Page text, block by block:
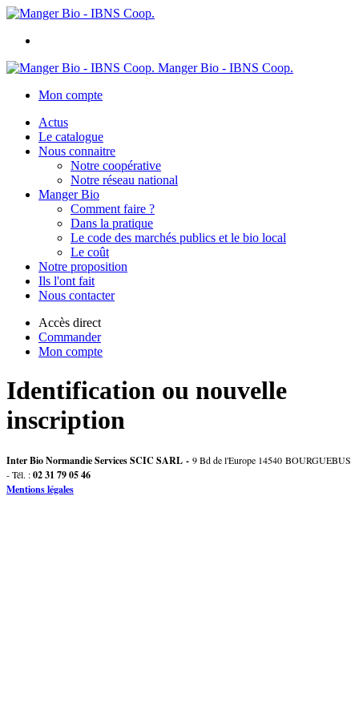
Manger Bio - IBNS Coop.
Mon compte
Actus
Le catalogue
Nous connaitre
Notre coopérative
Notre réseau national
Manger Bio
Comment faire ?
Dans la pratique
Le code des marchés publics et le bio local
Le coût
Notre proposition
Ils l'ont fait
Nous contacter
Accès direct
Commander
Mon compte
Identification ou nouvelle
inscription
Inter Bio Normandie Services SCIC SARL - 9 Bd de l'Europe 14540 BOURGUEBUS
- Tél. :02 31 79 05 46
Mentions légales